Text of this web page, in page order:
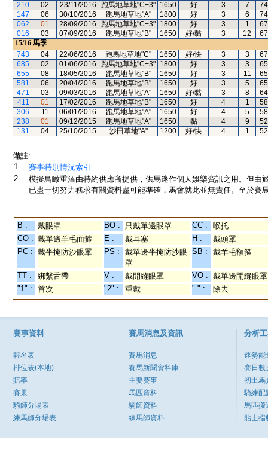
210
02 23/11/2016 跑馬地草地"C+3" 1650 好 3 7
74
147
06 30/10/2016 跑馬地草地"A" 1800 好 3 6
74
062
01 28/09/2016 跑馬地草地"C+3" 1800 好 3 1
67
016
03 07/09/2016 跑馬地草地"B" 1650 好/黏 3 12
67
15/16 馬季
743
04 22/06/2016 跑馬地草地"C" 1650 好/快 3 3
67
685
02 01/06/2016 跑馬地草地"C+3" 1800 好 3 3
65
655
08 18/05/2016 跑馬地草地"B" 1650 好 3 11
65
581
06 20/04/2016 跑馬地草地"B" 1650 好 3 5
65
471
03 09/03/2016 跑馬地草地"A" 1650 好/黏 3 8
64
411
01 17/02/2016 跑馬地草地"B" 1650 好 4 1
58
306
11 06/01/2016 跑馬地草地"A" 1650 好 4 5
58
238
01 09/12/2015 跑馬地草地"A" 1650 黏 4 9
52
131
04 25/10/2015 沙田草地"A" 1200 好/快 4 1 52
備註:
1.
賽事特別情況索引
2.
模擬鳥瞰重溫由特約供應商提供，供馬迷作個人娛樂資訊之用。但
已盡一切努力務求有關資料盡可能準確，馬會就此並無責任。至於賽
B : 戴眼罩 BO : 只戴單邊眼罩 CC :
喉托
CO : 戴單邊羊毛面箍 E : 戴耳塞 H :
戴頭罩
PC : 戴半掩防沙眼罩 PS :
戴單邊半掩防沙眼
罩
SB : 戴羊毛額箍
TT : 綁繫舌帶 V : 戴開縫眼罩 VO : 戴單邊開縫眼罩
"1" :
首次 "2" : 重戴 "-" : 除去
賽事資料
報名表
排位表(本地)
賠率
賽果
騎師分場表
練馬師分場表
賽馬消息及資訊
賽馬消息
賽馬新聞資料庫
主要賽事
馬匹資料
騎師資料
練馬師資料
分析
速勢能
賽日數
初出馬
騎練配
馬匹搬
貼士指